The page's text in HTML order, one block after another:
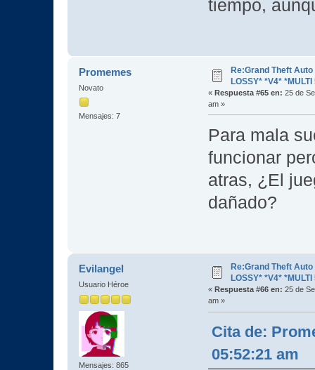
tiempo,
Promemes
Novato
Mensajes: 7
Re:Grand Theft
LOSSY* *V4*
« Respuesta #65 en: 25 de
am »
Para mala
funcionar
atras, ¿El
dañado?
Evilangel
Usuario Héroe
Mensajes: 865
Re:Grand Theft
LOSSY* *V4*
« Respuesta #66 en: 25 de
am »
Cita de:
05:52:21 am